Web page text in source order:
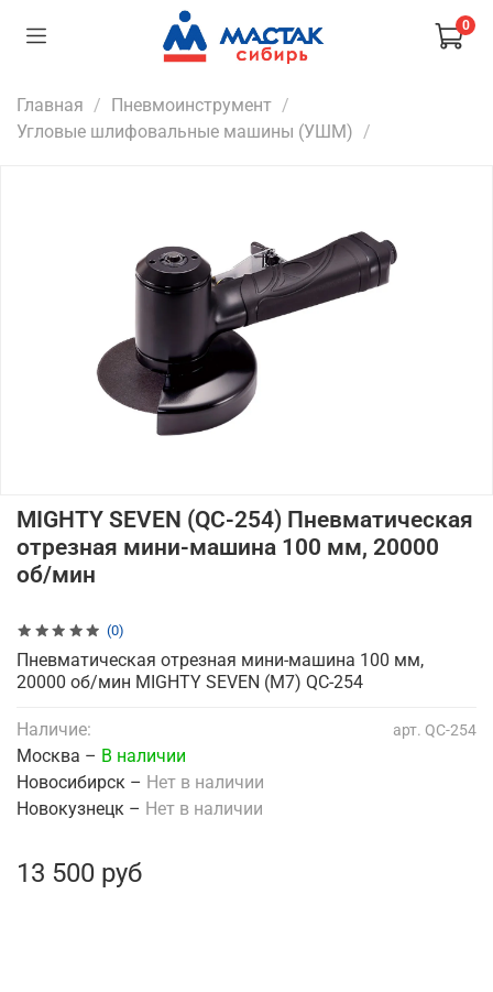
0
Главная
Пневмоинструмент
Угловые шлифовальные машины (УШМ)
(0)
арт. QC-254
MIGHTY SEVEN (QC-254) Пневматическая
отрезная мини-машина 100 мм, 20000
об/мин
13 500 руб
Наличие:
Москва – В наличии
Новосибирск – Нет в наличии
Новокузнецк – Нет в наличии
Пневматическая отрезная мини-машина 100 мм,
20000 об/мин MIGHTY SEVEN (M7) QC-254